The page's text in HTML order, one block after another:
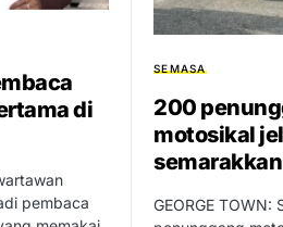
di
pembaca
SEMASA
200
motosikal
GEORGE TOWN: